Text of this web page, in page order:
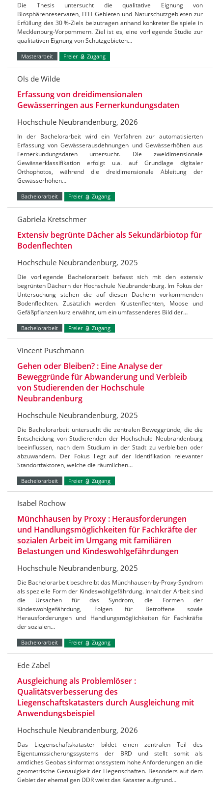
Die Thesis untersucht die qualitative Eignung von
Biosphärenreservaten, FFH Gebieten und Naturschutzgebieten zur
Erfüllung des 30 %-Ziels beizutragen anhand konkreter Beispiele in
Mecklenburg-Vorpommern. Ziel ist es, eine vorliegende Studie zur
qualitativen Eignung von Schutzgebieten…
Masterarbeit Freier Zugang
Ols de Wilde
Erfassung von dreidimensionalen
Gewässerringen aus Fernerkundungsdaten
Hochschule Neubrandenburg, 2026
In der Bachelorarbeit wird ein Verfahren zur automatisierten
Erfassung von Gewässerausdehnungen und Gewässerhöhen aus
Fernerkundungsdaten untersucht. Die zweidimensionale
Gewässerklassifikation erfolgt u.a. auf Grundlage digitaler
Orthophotos, während die dreidimensionale Ableitung der
Gewässerhöhen…
Bachelorarbeit Freier Zugang
Gabriela Kretschmer
Extensiv begrünte Dächer als Sekundärbiotop für
Bodenflechten
Hochschule Neubrandenburg, 2025
Die vorliegende Bachelorarbeit befasst sich mit den extensiv
begrünten Dächern der Hochschule Neubrandenburg. Im Fokus der
Untersuchung stehen die auf diesen Dächern vorkommenden
Bodenflechten. Zusätzlich werden Krustenflechten, Moose und
Gefäßpflanzen kurz erwähnt, um ein umfassenderes Bild der…
Bachelorarbeit Freier Zugang
Vincent Puschmann
Gehen oder Bleiben? : Eine Analyse der
Beweggründe für Abwanderung und Verbleib
von Studierenden der Hochschule
Neubrandenburg
Hochschule Neubrandenburg, 2025
Die Bachelorarbeit untersucht die zentralen Beweggründe, die die
Entscheidung von Studierenden der Hochschule Neubrandenburg
beeinflussen, nach dem Studium in der Stadt zu verbleiben oder
abzuwandern. Der Fokus liegt auf der Identifikation relevanter
Standortfaktoren, welche die räumlichen…
Bachelorarbeit Freier Zugang
Isabel Rochow
Münchhausen by Proxy : Herausforderungen
und Handlungsmöglichkeiten für Fachkräfte der
sozialen Arbeit im Umgang mit familiären
Belastungen und Kindeswohlgefährdungen
Hochschule Neubrandenburg, 2025
Die Bachelorarbeit beschreibt das Münchhausen-by-Proxy-Syndrom
als spezielle Form der Kindeswohlgefährdung. Inhalt der Arbeit sind
die Ursachen für das Syndrom, die Formen der
Kindeswohlgefährdung, Folgen für Betroffene sowie
Herausforderungen und Handlungsmöglichkeiten für Fachkräfte
der sozialen…
Bachelorarbeit Freier Zugang
Ede Zabel
Ausgleichung als Problemlöser :
Qualitätsverbesserung des
Liegenschaftskatasters durch Ausgleichung mit
Anwendungsbeispiel
Hochschule Neubrandenburg, 2026
Das Liegenschaftskataster bildet einen zentralen Teil des
Eigentumssicherungssystems der BRD und stellt somit als
amtliches Geobasisinformationssystem hohe Anforderungen an die
geometrische Genauigkeit der Liegenschaften. Besonders auf dem
Gebiet der ehemaligen DDR weist das Kataster aufgrund…